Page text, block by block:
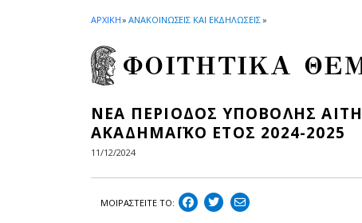
ΑΡΧΙΚΗ» ΑΝΑΚΟΙΝΩΣΕΙΣ ΚΑΙ ΕΚΔΗΛΩΣΕΙΣ»
ΦΟΙΤΗΤΙΚΑ
ΝΕΑ ΠΕΡΙΟΔΟΣ ΥΠΟΒΟΛΗΣ
ΑΚΑΔΗΜΑΪΚΟ ΕΤΟΣ 2024-2025
11/12/2024
ΜΟΙΡΑΣΤEIΤΕ ΤΟ: